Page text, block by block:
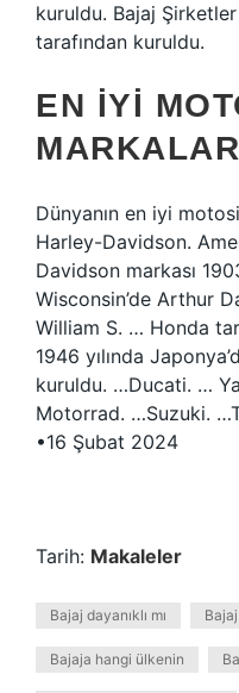
kuruldu. Bajaj
tarafından kuruldu.
EN IYI
Dünyanın en iyi
Harley-Davidson.
Davidson markası
Wisconsin’de Arthur
William S. … Honda
1946 yılında
kuruldu. …Ducati. …
Motorrad. …Suzuki.
•16 Şubat 2024
Tarih: Makaleler
Bajaj dayanıklı mı
Bajaja hangi ülkenin